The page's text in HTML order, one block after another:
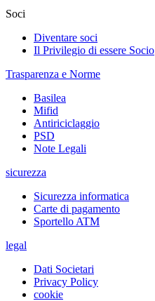
Soci
Diventare soci
Il Privilegio di essere Socio
Trasparenza e Norme
Basilea
Mifid
Antiriciclaggio
PSD
Note Legali
sicurezza
Sicurezza informatica
Carte di pagamento
Sportello ATM
legal
Dati Societari
Privacy Policy
cookie